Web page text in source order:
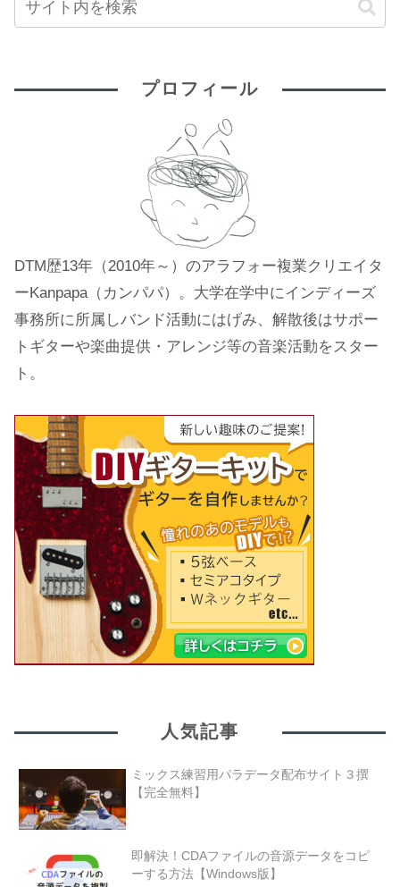
プロフィール
DTM歴13年（2010年～）のアラフォー複業クリエイタ
ーKanpapa（カンパパ）。大学在学中にインディーズ
事務所に所属しバンド活動にはげみ、解散後はサポー
トギターや楽曲提供・アレンジ等の音楽活動をスター
ト。
人気記事
ミックス練習用パラデータ配布サイト３撰
【完全無料】
即解決！CDAファイルの音源データをコピ
ーする方法【Windows版】